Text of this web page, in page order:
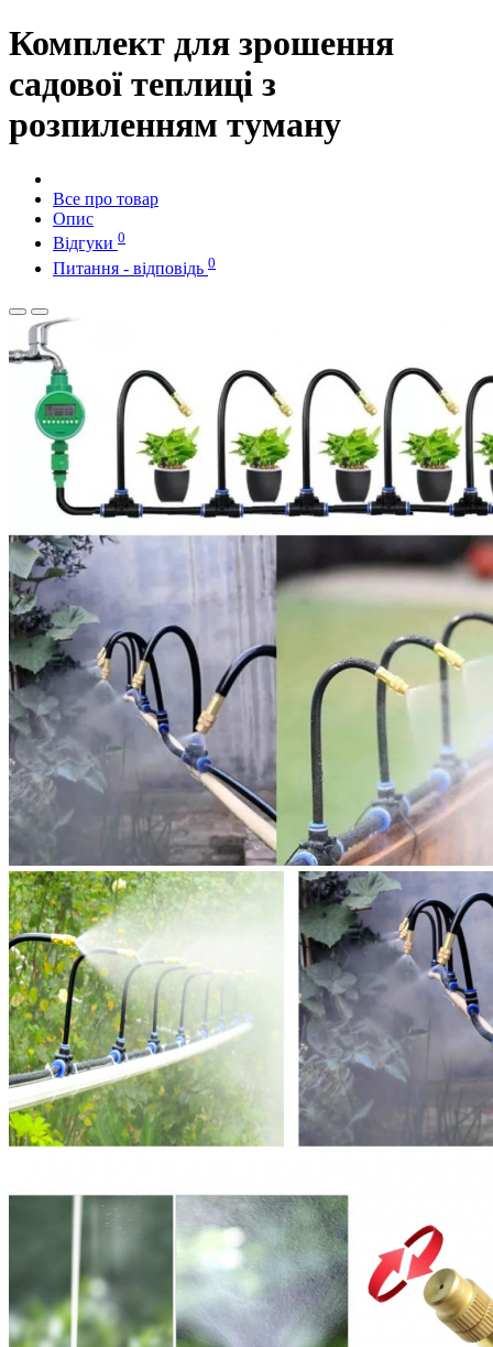
Комплект для зрошення
садової теплиці з
розпиленням туману
Все про товар
Опис
Відгуки 0
Питання - відповідь 0